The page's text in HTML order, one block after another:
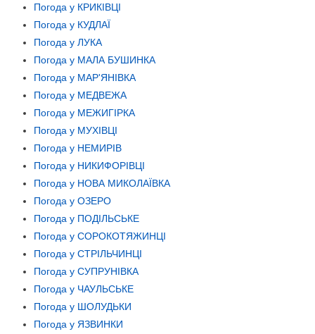
Погода у КРИКІВЦІ
Погода у КУДЛАЇ
Погода у ЛУКА
Погода у МАЛА БУШИНКА
Погода у МАР'ЯНІВКА
Погода у МЕДВЕЖА
Погода у МЕЖИГІРКА
Погода у МУХІВЦІ
Погода у НЕМИРІВ
Погода у НИКИФОРІВЦІ
Погода у НОВА МИКОЛАЇВКА
Погода у ОЗЕРО
Погода у ПОДІЛЬСЬКЕ
Погода у СОРОКОТЯЖИНЦІ
Погода у СТРІЛЬЧИНЦІ
Погода у СУПРУНІВКА
Погода у ЧАУЛЬСЬКЕ
Погода у ШОЛУДЬКИ
Погода у ЯЗВИНКИ